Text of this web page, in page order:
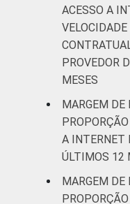
* Base: 6944
ACESSO A
PROVEDOR
MESES
MARGEM DE
A INTERNET
ÚLTIMOS 12
MARGEM DE